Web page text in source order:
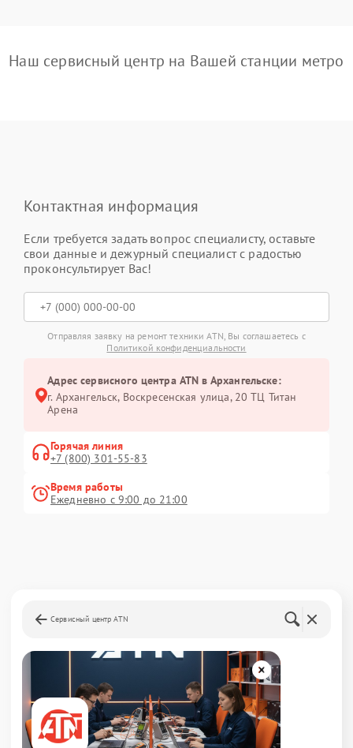
Наш сервисный центр на Вашей станции метро
Контактная информация
Если требуется задать вопрос специалисту, оставьте
свои данные и дежурный специалист с радостью
проконсультирует Вас!
Отправляя заявку на ремонт техники ATN, Вы соглашаетесь с
Политикой конфиденциальности
Адрес сервисного центра ATN в Архангельске:
г. Архангельск, Воскресенская улица, 20 ТЦ Титан
Арена
Горячая линия
+7 (800) 301-55-83
Время работы
Ежедневно с 9:00 до 21:00
Сервисный центр ATN